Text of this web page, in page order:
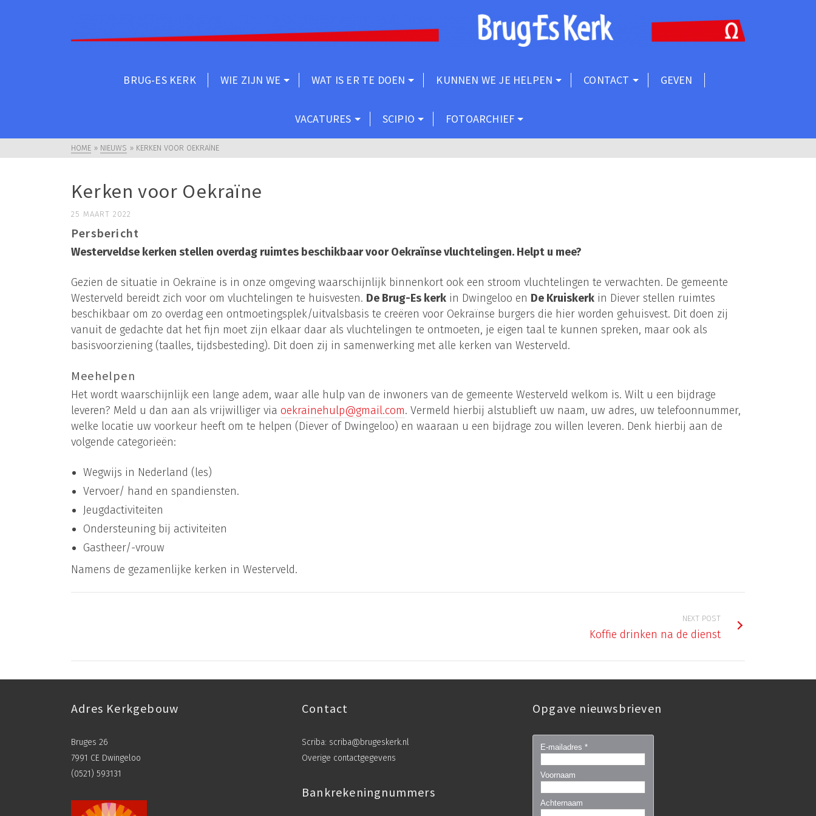
BRUG-ES KERK WIE ZIJN WE WAT IS ER TE DOEN KUNNEN WE JE HELPEN CONTACT GEVEN
VACATURES SCIPIO FOTOARCHIEF
HOME » NIEUWS » KERKEN VOOR OEKRAÏNE
Kerken voor Oekraïne
25 MAART 2022
Persbericht
Westerveldse kerken stellen overdag ruimtes beschikbaar voor Oekraïnse vluchtelingen. Helpt u mee?
Gezien de situatie in Oekraïne is in onze omgeving waarschijnlijk binnenkort ook een stroom vluchtelingen te verwachten. De gemeente
Westerveld bereidt zich voor om vluchtelingen te huisvesten. De Brug-Es kerk in Dwingeloo en De Kruiskerk in Diever stellen ruimtes
beschikbaar om zo overdag een ontmoetingsplek/uitvalsbasis te creëren voor Oekraïnse burgers die hier worden gehuisvest. Dit doen zij
vanuit de gedachte dat het fijn moet zijn elkaar daar als vluchtelingen te ontmoeten, je eigen taal te kunnen spreken, maar ook als
basisvoorziening (taalles, tijdsbesteding). Dit doen zij in samenwerking met alle kerken van Westerveld.
Meehelpen
Het wordt waarschijnlijk een lange adem, waar alle hulp van de inwoners van de gemeente Westerveld welkom is. Wilt u een bijdrage
leveren? Meld u dan aan als vrijwilliger via oekrainehulp@gmail.com. Vermeld hierbij alstublieft uw naam, uw adres, uw telefoonnummer,
welke locatie uw voorkeur heeft om te helpen (Diever of Dwingeloo) en waaraan u een bijdrage zou willen leveren. Denk hierbij aan de
volgende categorieën:
Wegwijs in Nederland (les)
Vervoer/ hand en spandiensten.
Jeugdactiviteiten
Ondersteuning bij activiteiten
Gastheer/-vrouw
Namens de gezamenlijke kerken in Westerveld.
NEXT POST
Koffie drinken na de dienst
Adres Kerkgebouw
Bruges 26
7991 CE Dwingeloo
(0521) 593131
Contact
Scriba: scriba@brugeskerk.nl
Overige contactgegevens
Bankrekeningnummers
Opgave nieuwsbrieven